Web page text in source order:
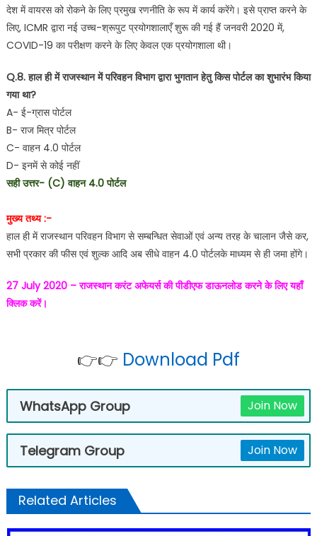
देश में वायरस को रोकने के लिए प्रमुख रणनीति के रूप में कार्य करेंगे। इसे प्राप्त करने के
लिए, ICMR द्वारा नई उच्च-श्रूपुट प्रयोगशालाएँ शुरू की गई हैं जनवरी 2020 में,
COVID-19 का परीक्षण करने के लिए केवल एक प्रयोगशाला थी।
Q.8. हाल ही में राजस्थान में परिवहन विभाग द्वारा भुगतान हेतु किस पोर्टल का शुभारंभ किया
गया था?
A- ई-ग्रास पोर्टल
B- राज मित्र पोर्टल
C- वाहन 4.0 पोर्टल
D- इनमें से कोई नहीं
सही उत्तर- (C) वाहन 4.0 पोर्टल
मुख्य तथ्य :-
हाल ही में राजस्थान परिवहन विभाग से सम्बन्धित सेवाओं एवं अन्य तरह के चालान जैसे कर,
सभी प्रकार की फीस एवं शुल्क आदि अब सीधे वाहन 4.0 पोर्टलके माध्यम से ही जमा होंगे।
27 July 2020 – राजस्थान करंट अफेयर्स की पीडीएफ डाऊनलोड करने के लिए यहाँ
क्लिक करें।
👉👉 Download Pdf
WhatsApp Group Join Now
Telegram Group Join Now
Related Articles